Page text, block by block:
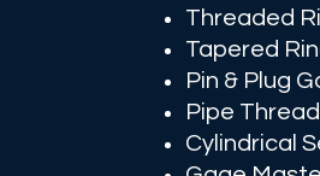
Threaded
Tapered
Pin & Plug
Pipe
Cylindrical